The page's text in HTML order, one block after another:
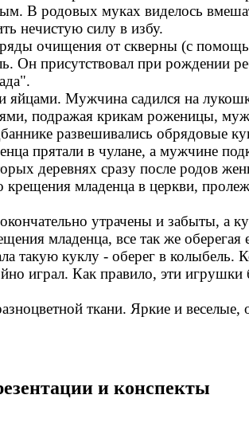
В родовых муках виделось
нечистую силу в избу.
очищения от скверны (с
Он присутствовал при рождении
Мужчина садился на
подражая крикам роженицы,
развешивались обрядовые
прятали в чулане, а мужчине
деревнях сразу после родов
младенца в церкви,
утрачены и забыты, а
младенца, все так же
такую куклу - оберег в колыбель.
играл. Как правило, эти
ткани. Яркие и
и конспекты